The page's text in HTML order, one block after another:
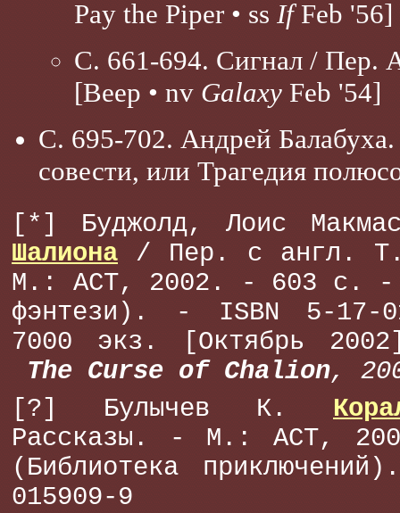
Pay the Piper • ss IfFeb '56]
С. 661-694. Сигнал / Пер.
[Beep • nv Galaxy Feb '54]
С. 695-702. Андрей
совести, или Трагедия
[*] Буджолд, Лоис
Шалиона / Пер. с англ. Т.
М.: АСТ, 2002. - 603 с. -
фэнтези). - ISBN 5-17-
7000 экз. [Октябрь
The Curse of Chalion,
[?] Булычев К.
Рассказы. - М.: АСТ,
(Библиотека
015909-9